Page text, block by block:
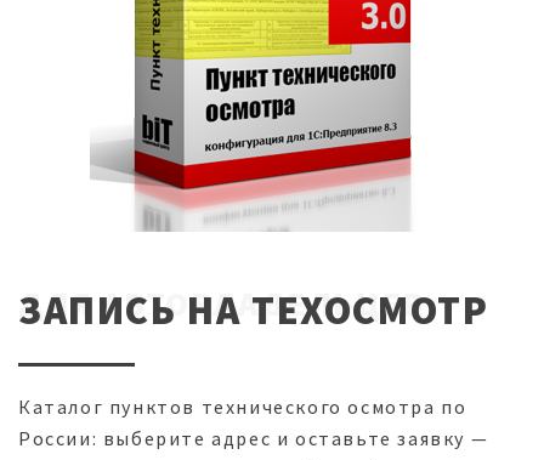
ЗАПИСЬ НА ТЕХОСМОТР
ДЛЯ АВТОВЛАДЕЛЬЦЕВ
Каталог пунктов технического осмотра по
России: выберите адрес и оставьте заявку —